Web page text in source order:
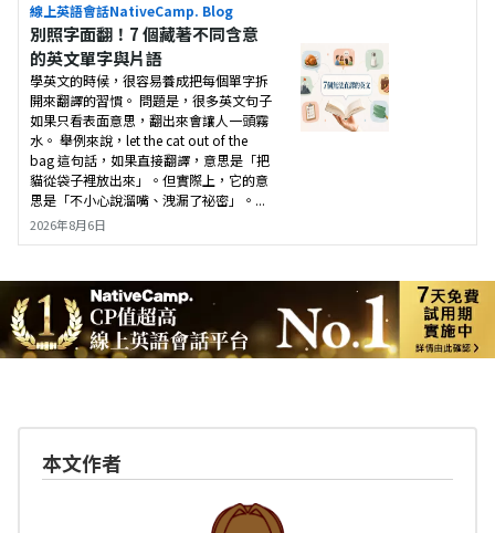
線上英語會話NativeCamp. Blog
別照字面翻！7 個藏著不同含意
的英文單字與片語
學英文的時候，很容易養成把每個單字拆
開來翻譯的習慣。 問題是，很多英文句子
如果只看表面意思，翻出來會讓人一頭霧
水。 舉例來說，let the cat out of the
bag 這句話，如果直接翻譯，意思是「把
貓從袋子裡放出來」。但實際上，它的意
思是「不小心說溜嘴、洩漏了祕密」。...
2026年8月6日
本文作者